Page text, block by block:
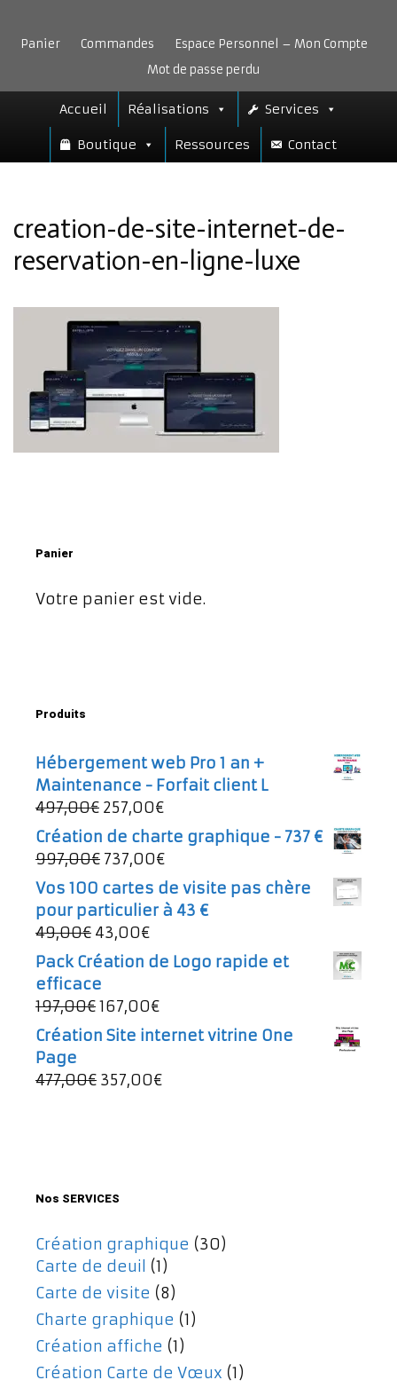
contenu
Panier Commandes
Espace Personnel – Mon Compte
Mot de passe perdu
Accueil Réalisations Services
Boutique Ressources Contact
creation-de-site-internet-de-
reservation-en-ligne-luxe
Panier
Votre panier est vide.
Produits
Hébergement web Pro 1 an +
Maintenance - Forfait client L
497,00€ Le
prix
initial
était :
497,00€.
257,00€Le
prix
actuel
257,00€.
Création de charte graphique - 737 €
997,00€ Le
prix
initial
était :
997,00€.
737,00€Le
prix
actuel
Vos 100 cartes de visite pas chère
pour particulier à 43 €
49,00€ Le
prix
initial
était :
49,00€.
43,00€Le
prix
actuel
est :
Pack Création de Logo rapide et
efficace
197,00€Le
prix
était :
197,00€.
167,00€Le
prix
est :
Création Site internet vitrine One
Page
477,00€ Le
357,00€Le
Nos SERVICES
Création graphique (30)
Carte de deuil (1)
Carte de visite (8)
Charte graphique (1)
Création affiche (1)
Création Carte de Vœux (1)